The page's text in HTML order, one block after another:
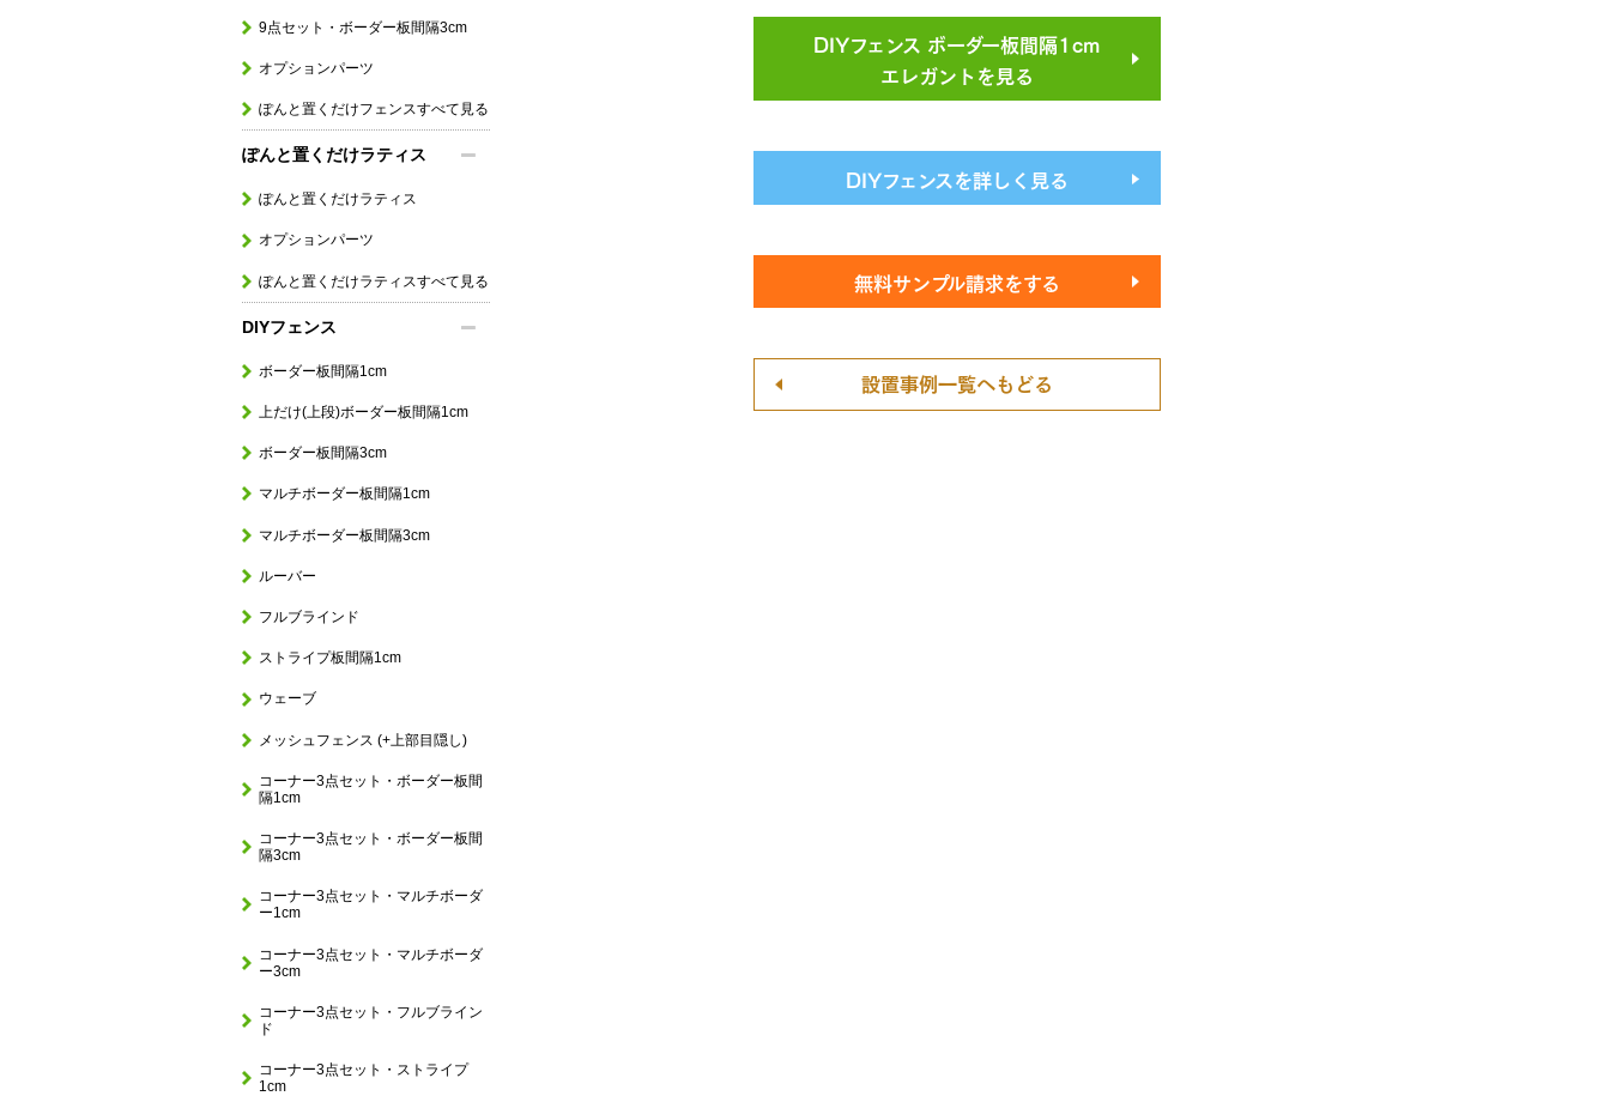
9点セット・ボーダー板間隔3cm
オプションパーツ
ぽんと置くだけフェンスすべて見る
ぽんと置くだけラティス
ぽんと置くだけラティス
オプションパーツ
ぽんと置くだけラティスすべて見る
DIYフェンス
ボーダー板間隔1cm
上だけ(上段)ボーダー板間隔1cm
ボーダー板間隔3cm
マルチボーダー板間隔1cm
マルチボーダー板間隔3cm
ルーバー
フルブラインド
ストライプ板間隔1cm
ウェーブ
メッシュフェンス (+上部目隠し)
コーナー3点セット・ボーダー板間
隔1cm
コーナー3点セット・ボーダー板間
隔3cm
コーナー3点セット・マルチボーダ
ー1cm
コーナー3点セット・マルチボーダ
ー3cm
コーナー3点セット・フルブライン
ド
コーナー3点セット・ストライプ
1cm
DIYフェンス ボーダー板間隔1cm
エレガントを見る
DIYフェンスを詳しく見る
無料サンプル請求をする
設置事例一覧へもどる